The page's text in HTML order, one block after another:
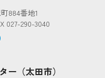
884番地1
027-290-3040
ー（太田市）